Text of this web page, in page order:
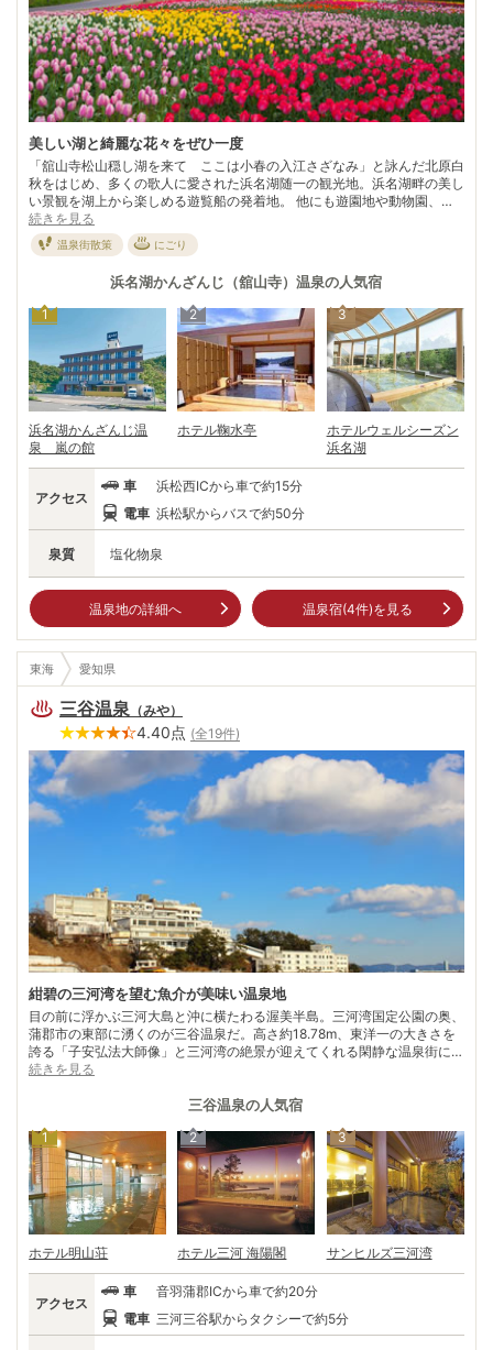
美しい湖と綺麗な花々をぜひ一度
「舘山寺松山穏し湖を来て ここは小春の入江さざなみ」と詠んだ北原白
秋をはじめ、多くの歌人に愛された浜名湖随一の観光地。浜名湖畔の美し
い景観を湖上から楽しめる遊覧船の発着地。 他にも遊園地や動物園、四
季折々の花々が出迎えてくれるフラワーパークなどのレジャー施設が揃
い、家族連れを中心に活気のある温泉地として人気。 存分に体を動かし
て楽しんだ後は温泉で疲れを取り、ウナギをはじめとする浜名湖の魚介類
に舌鼓。潮風を感じながら、家族や大切な人との休日を過ごしませんか。
続きを見る
温泉街散策 にごり
浜名湖かんざんじ（舘山寺）温泉の人気宿
1
浜名湖かんざんじ温
泉 嵐の館
2
ホテル鞠水亭
3
ホテルウェルシーズン
浜名湖
泉質 塩化物泉
アクセス
車
浜松西ICから車で約15分
電車 浜松駅からバスで約50分
温泉地の詳細へ 温泉宿(4件)を見る
東海 愛知県
三谷温泉 （みや）
4.40点 (全19件)
紺碧の三河湾を望む魚介が美味い温泉地
目の前に浮かぶ三河大島と沖に横たわる渥美半島。三河湾国定公園の奥、
蒲郡市の東部に湧くのが三谷温泉だ。高さ約18.78m、東洋一の大きさを
誇る「子安弘法大師像」と三河湾の絶景が迎えてくれる閑静な温泉街に、
最近新たな魅力が加わった。 九州ハウステンボスの運営する「ラグーナ
い香りと味覚が、口の中いっぱいに広がっていく。
続きを見る
三谷温泉の人気宿
1
ホテル明山荘
2
ホテル三河 海陽閣
3
サンヒルズ三河湾
アクセス
車
音羽蒲郡ICから車で約20分
電車 三河三谷駅からタクシーで約5分